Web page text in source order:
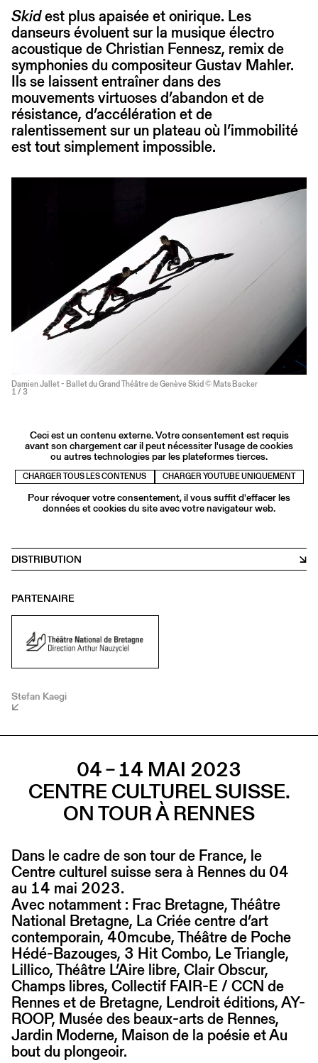
Skidest plus apaisée et onirique. Les
danseurs évoluent sur la musique électro
acoustique de Christian Fennesz, remix de
symphonies du compositeur Gustav Mahler.
Ils se laissent entraîner dans des
mouvements virtuoses d’abandon et de
résistance, d’accélération et de
ralentissement sur un plateau où l’immobilité
est tout simplement impossible.
Damien Jallet - Ballet du Grand Théâtre de Genève Skid © Mats Backer
1 / 3
Ceci est un contenu externe. Votre consentement est requis
avant son chargement car il peut nécessiter l'usage de cookies
ou autres technologies par les plateformes tierces.
CHARGER TOUS LES CONTENUS CHARGER YOUTUBE UNIQUEMENT
Pour révoquer votre consentement, il vous suffit d'effacer les
données et cookies du site avec votre navigateur web.
DISTRIBUTION
PARTENAIRE
Stefan Kaegi
04 – 14 MAI 2023
CENTRE CULTUREL SUISSE.
ON TOUR À RENNES
Dans le cadre de son tour de France, le
Centre culturel suisse sera à Rennes du 04
au 14 mai 2023.
Avec notamment : Frac Bretagne, Théâtre
National Bretagne, La Criée centre d’art
contemporain, 40mcube, Théâtre de Poche
Hédé-Bazouges, 3 Hit Combo, Le Triangle,
Lillico, Théâtre L’Aire libre, Clair Obscur,
Champs libres, Collectif FAIR-E / CCN de
Rennes et de Bretagne, Lendroit éditions, AY-
ROOP, Musée des beaux-arts de Rennes,
Jardin Moderne, Maison de la poésie et Au
bout du plongeoir.